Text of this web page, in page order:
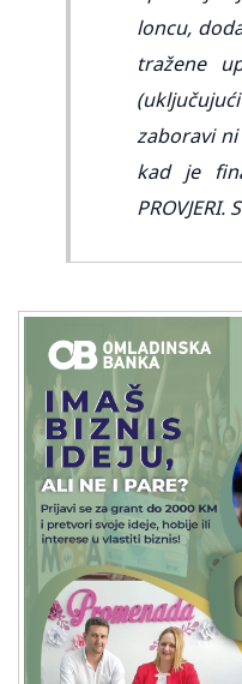
loncu,
tražene
zaboravi
kad je